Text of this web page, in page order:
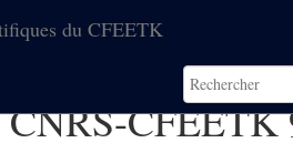
du CFEETK
CNRS-CFEETK